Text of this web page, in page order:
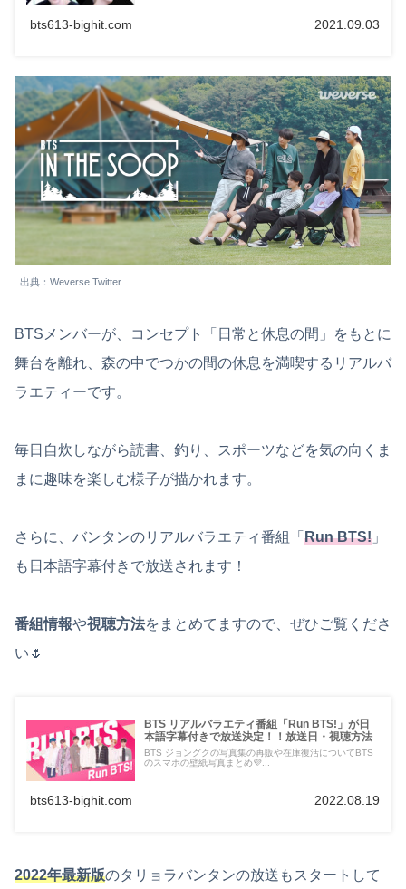
bts613-bighit.com 2021.09.03
出典：Weverse Twitter
BTSメンバーが、コンセプト「日常と休息の間」をもとに
舞台を離れ、森の中でつかの間の休息を満喫するリアルバ
ラエティーです。
毎日自炊しながら読書、釣り、スポーツなどを気の向くま
まに趣味を楽しむ様子が描かれます。
さらに、バンタンのリアルバラエティ番組「 Run BTS! 」
も日本語字幕付きで放送されます！
番組情報や視聴方法をまとめてますので、ぜひご覧くださ
い🌷
BTS リアルバラエティ番組「Run BTS!」が日
本語字幕付きで放送決定！！放送日・視聴方法
BTS ジョングクの写真集の再販や在庫復活についてBTS
のスマホの壁紙写真まとめ💜...
bts613-bighit.com 2022.08.19
2022年最新版のタリョラバンタンの放送もスタートして